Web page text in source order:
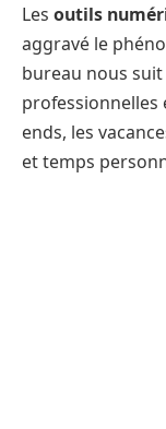
Les outils
aggravé le
bureau nous
professionnelles
ends, les
et temps